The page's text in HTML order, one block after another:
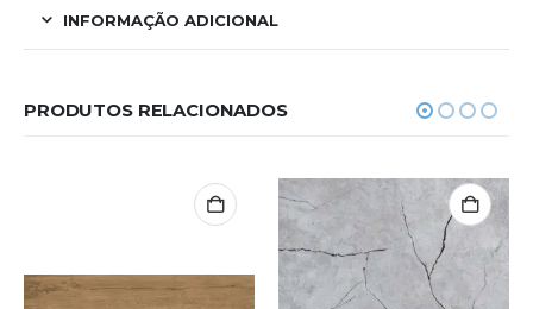
INFORMAÇÃO ADICIONAL
PRODUTOS RELACIONADOS